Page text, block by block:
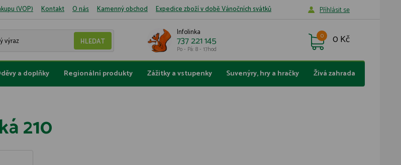
(VOP) Kontakt O nás Kamenný obchod Expedice zboží v době Vánočních svátků Příhlásit se
Infolinka
737 221 145
Po - Pá: 8 - 17hod
0 Kč
0
a doplňky Regionální produkty Zážitky a vstupenky Suvenýry, hry a hračky Živá zahrada
210